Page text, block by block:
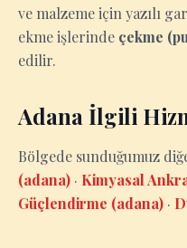
ve malzeme için yazılı
ekme işlerinde çekme
edilir.
Adana İlgili
Bölgede sunduğumuz
(adana) · Kimyasal
Güçlendirme (adana) ·